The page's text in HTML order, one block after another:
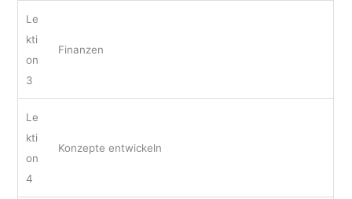
Le
kti
on
3
Finanzen
Le
kti
on
4
Konzepte entwickeln